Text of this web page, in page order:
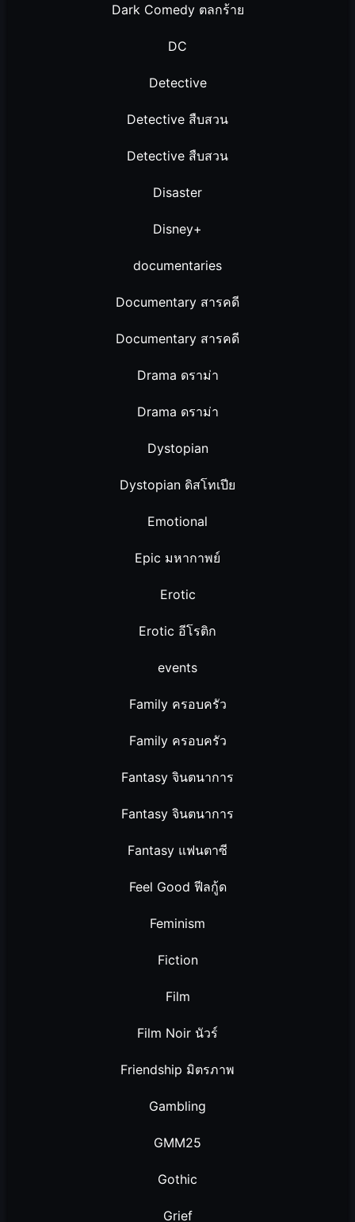
Dark Comedy ตลกร้าย
DC
Detective
Detective สืบสวน
Detective สืบสวน
Disaster
Disney+
documentaries
Documentary สารคดี
Documentary สารคดี
Drama ดราม่า
Drama ดราม่า
Dystopian
Dystopian ดิสโทเปีย
Emotional
Epic มหากาพย์
Erotic
Erotic อีโรติก
events
Family ครอบครัว
Family ครอบครัว
Fantasy จินตนาการ
Fantasy จินตนาการ
Fantasy แฟนตาซี
Feel Good ฟีลกู้ด
Feminism
Fiction
Film
Film Noir นัวร์
Friendship มิตรภาพ
Gambling
GMM25
Gothic
Grief